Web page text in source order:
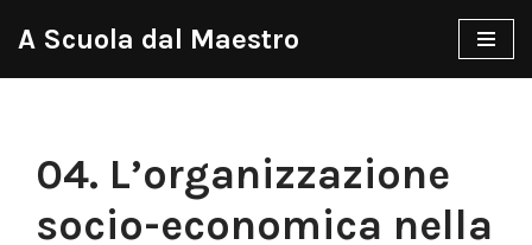
A Scuola dal Maestro
04. L’organizzazione
socio-economica nella